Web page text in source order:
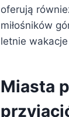
oferują
miłośników
letnie wakacje
Miasta